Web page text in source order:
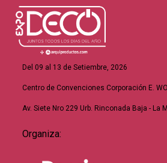
Del 09 al 13 de Setiembre, 2026
Centro de Convenciones Corporación E.
Av. Siete Nro 229 Urb. Rinconada Baja - La
Organiza: